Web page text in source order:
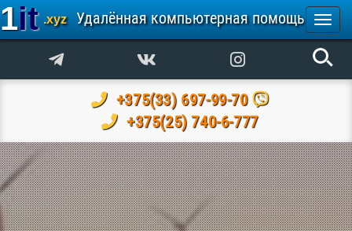
1it .xyz Удалённая компьютерная помощь
+375(33) 697-99-70
+375(25) 740-6-777